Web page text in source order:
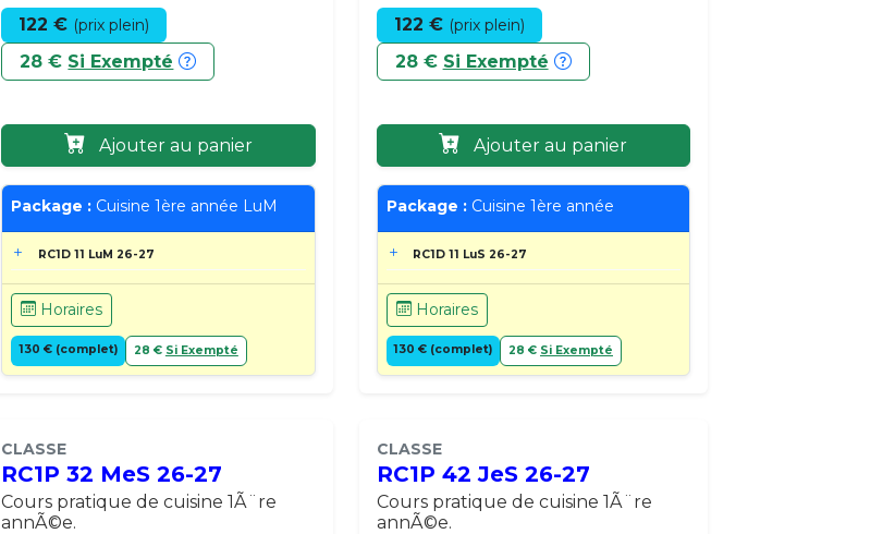
122 € (prix plein)
28 € Si Exempté
Ajouter au panier
Package : Cuisine 1ère année LuM
RC1D 11 LuM 26-27
Horaires
130 € (complet) 28 € Si Exempté
122 € (prix plein)
28 € Si Exempté
Ajouter au panier
Package :Cuisine 1ère année
RC1D 11 LuS 26-27
Horaires
130 € (complet) 28 € Si Exempté
CLASSE
RC1P 32 MeS 26-27
Cours pratique de cuisine 1Ã¨re
annÃ©e.
CLASSE
RC1P 42 JeS 26-27
Cours pratique de cuisine 1Ã¨re
annÃ©e.